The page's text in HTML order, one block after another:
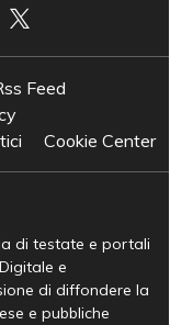
Feed
Cookie Center
di testate e portali
e
di diffondere la
e pubbliche